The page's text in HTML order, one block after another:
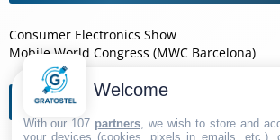
Consumer Electronics Show
Mobile World Congress (MWC Barcelona)
Agendas de l'annéeWelcome
With our 107 partners, we wish to store and
your devices (cookies, pixels in emails, etc.),